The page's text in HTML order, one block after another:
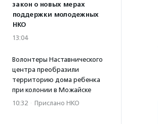
закон о новых мерах
поддержки молодежных
НКО
13:04
Волонтеры Наставнического
центра преобразили
территорию дома ребенка
при колонии в Можайске
10:32 · Прислано НКО